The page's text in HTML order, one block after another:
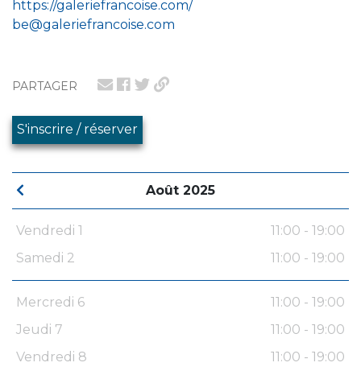
PARTAGER
S'inscrire / réserver
Août 2025
Vendredi 1
11:00 - 19:00
Samedi 2
11:00 - 19:00
Mercredi 6
11:00 - 19:00
Jeudi 7
11:00 - 19:00
Vendredi 8
11:00 - 19:00
https://galeriefrancoise.com/
be@galeriefrancoise.com